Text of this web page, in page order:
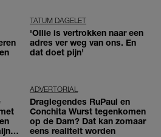
TATUM DAGELET
'Ollie is vertrokken naar een
adres ver weg van ons. En
dat doet pijn’
ADVERTORIAL
Draglegendes RuPaul en
Conchita Wurst tegenkomen
op de Dam? Dat kan zomaar
eens realiteit worden